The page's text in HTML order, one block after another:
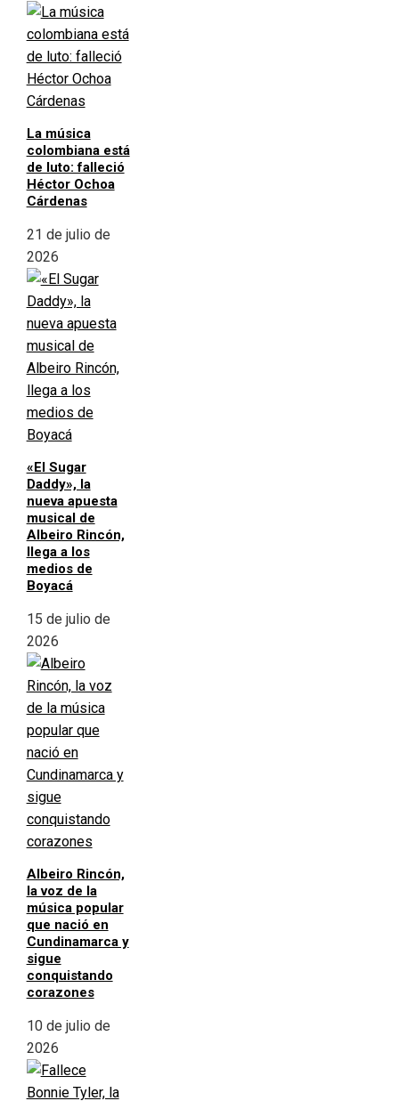
La música
colombiana está
de luto: falleció
Héctor Ochoa
Cárdenas
21 de julio de
2026
«El Sugar
Daddy», la
nueva apuesta
musical de
Albeiro Rincón,
llega a los
medios de
Boyacá
15 de julio de
2026
Albeiro Rincón,
la voz de la
música popular
que nació en
Cundinamarca y
sigue
conquistando
corazones
10 de julio de
2026